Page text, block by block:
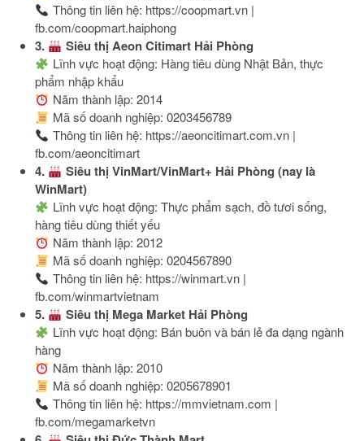
Thông tin liên hệ: https://coopmart.vn |
fb.com/coopmart.haiphong
3. Siêu thị Aeon Citimart Hải Phòng
Lĩnh vực hoạt động: Hàng tiêu dùng Nhật Bản, thực
phẩm nhập khẩu
Năm thành lập: 2014
Mã số doanh nghiệp: 0203456789
Thông tin liên hệ: https://aeoncitimart.com.vn |
fb.com/aeoncitimart
4.
Siêu thị VinMart/VinMart+ Hải Phòng (nay là
WinMart)
Lĩnh vực hoạt động: Thực phẩm sạch, đồ tươi sống,
hàng tiêu dùng thiết yếu
Năm thành lập: 2012
Mã số doanh nghiệp: 0204567890
Thông tin liên hệ: https://winmart.vn |
fb.com/winmartvietnam
5. Siêu thị Mega Market Hải Phòng
Lĩnh vực hoạt động: Bán buôn và bán lẻ đa dạng ngành
hàng
Năm thành lập: 2010
Mã số doanh nghiệp: 0205678901
Thông tin liên hệ: https://mmvietnam.com |
fb.com/megamarketvn